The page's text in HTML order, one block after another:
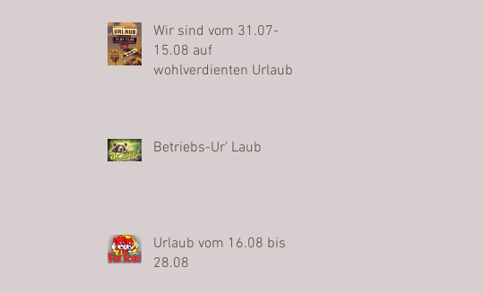
Wir sind vom 31.07-
15.08 auf
wohlverdienten Urlaub
Betriebs-Ur' Laub
Urlaub vom 16.08 bis
28.08